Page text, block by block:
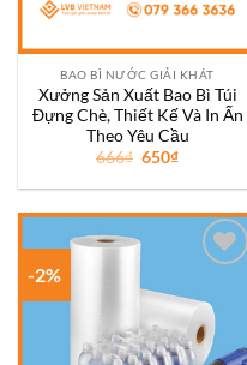
BAO BÌ NƯỚC GIẢI KHÁT
Xưởng Sản Xuất Bao Bì Túi
Đựng Chè, Thiết Kế Và In Ấn
Theo Yêu Cầu
666₫ Giá
là:
650₫Giá
tại
650₫.
-2%
wishlist